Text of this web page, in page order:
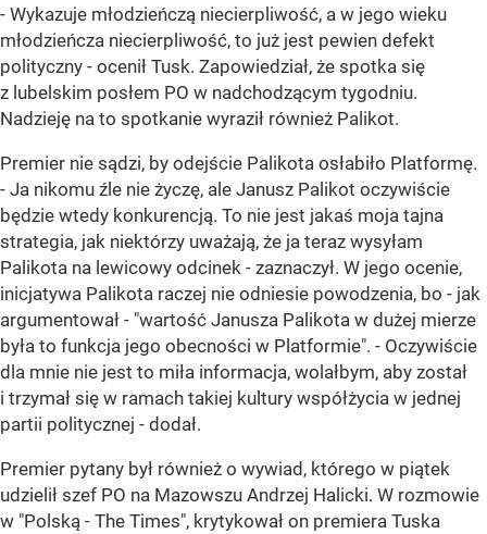
- Wykazuje młodzieńczą niecierpliwość, a w jego wieku
młodzieńcza niecierpliwość, to już jest pewien defekt
polityczny - ocenił Tusk. Zapowiedział, że spotka się
z lubelskim posłem PO w nadchodzącym tygodniu.
Nadzieję na to spotkanie wyraził również Palikot.
Premier nie sądzi, by odejście Palikota osłabiło Platformę.
- Ja nikomu źle nie życzę, ale Janusz Palikot oczywiście
będzie wtedy konkurencją. To nie jest jakaś moja tajna
strategia, jak niektórzy uważają, że ja teraz wysyłam
Palikota na lewicowy odcinek - zaznaczył. W jego ocenie,
inicjatywa Palikota raczej nie odniesie powodzenia, bo - jak
argumentował - "wartość Janusza Palikota w dużej mierze
była to funkcja jego obecności w Platformie". - Oczywiście
dla mnie nie jest to miła informacja, wolałbym, aby został
i trzymał się w ramach takiej kultury współżycia w jednej
partii politycznej - dodał.
Premier pytany był również o wywiad, którego w piątek
udzielił szef PO na Mazowszu Andrzej Halicki. W rozmowie
w "Polską - The Times", krytykował on premiera Tuska